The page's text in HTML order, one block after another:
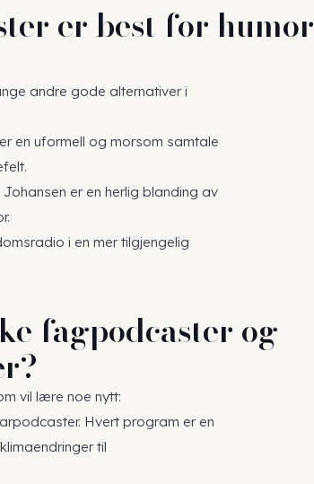
er best for humor
andre gode alternativer i
en uformell og morsom samtale
er en herlig blanding av
i en mer tilgjengelig
fagpodcaster og
vil lære noe nytt:
Hvert program er en
til